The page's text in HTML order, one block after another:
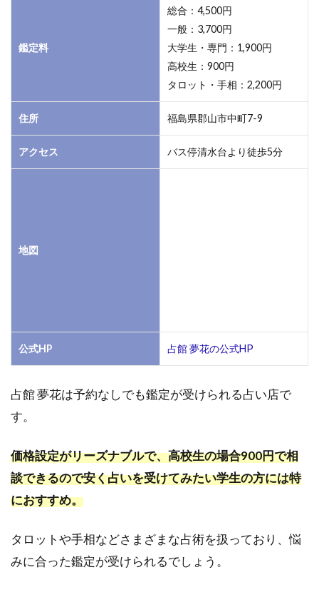
鑑定料
総合：4,500円
一般：3,700円
大学生・専門：1,900円
高校生：900円
タロット・手相：2,200円
住所 福島県郡山市中町7-9
アクセス バス停清水台より徒歩5分
地図
公式HP 占館 夢花の公式HP
占館 夢花は予約なしでも鑑定が受けられる占い店で
す。
価格設定がリーズナブルで、高校生の場合900円で相
談できるので安く占いを受けてみたい学生の方には特
におすすめ。
タロットや手相などさまざまな占術を扱っており、悩
みに合った鑑定が受けられるでしょう。